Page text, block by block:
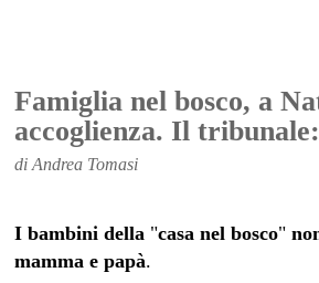
Famiglia nel bosco, a
accoglienza. Il
di Andrea Tomasi
I bambini della"casa nel bosco"
mamma e papà.